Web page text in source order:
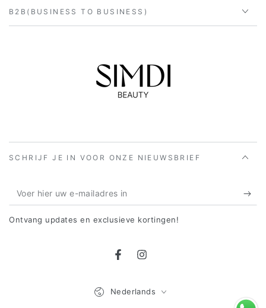
B2B(BUSINESS TO BUSINESS)
SCHRIJF JE IN VOOR ONZE NIEUWSBRIEF
Voer
hier
Ontvang updates en exclusieve kortingen!
FacebookInstagram
Nederlands